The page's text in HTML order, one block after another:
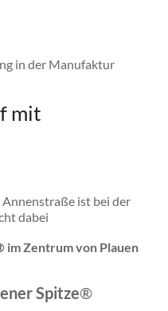
in der Manufaktur
mit
im Zentrum von Plauen
Spitze®